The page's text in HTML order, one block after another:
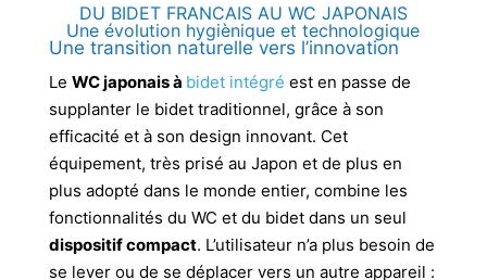
DU BIDET FRANCAIS AU WC JAPONAIS
Une évolution hygiènique et technologique
Une transition naturelle vers l’innovation
Le WC japonais à bidet intégré est en passe de
supplanter le bidet traditionnel, grâce à son
efficacité et à son design innovant. Cet
équipement, très prisé au Japon et de plus en
plus adopté dans le monde entier, combine les
fonctionnalités du WC et du bidet dans un seul
dispositif compact. L’utilisateur n’a plus besoin de
se lever ou de se déplacer vers un autre appareil :